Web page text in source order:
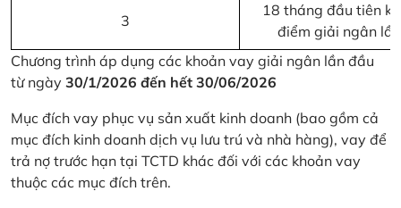
3
18 tháng đầu tiên
điểm giải ngân
Chương trình áp dụng các khoản vay giải ngân lần đầu
từ ngày 30/1/2026 đến hết 30/06/2026
Mục đích vay phục vụ sản xuất kinh doanh (bao gồm cả
mục đích kinh doanh dịch vụ lưu trú và nhà hàng), vay để
trả nợ trước hạn tại TCTD khác đối với các khoản vay
thuộc các mục đích trên.